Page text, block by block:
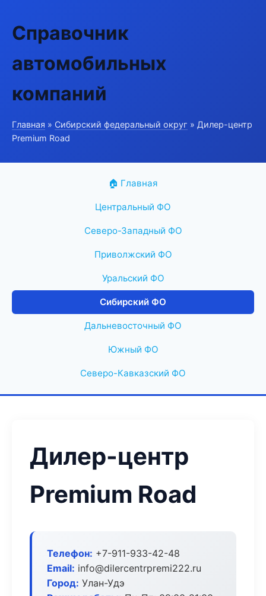
Справочник
автомобильных
компаний
Главная » Сибирский федеральный округ » Дилер-центр
Premium Road
🏠 Главная
Центральный ФО
Северо-Западный ФО
Приволжский ФО
Уральский ФО
Сибирский ФО
Дальневосточный ФО
Южный ФО
Северо-Кавказский ФО
Дилер-центр
Premium Road
Телефон: +7-911-933-42-48
Email: info@dilercentrpremi222.ru
Город: Улан-Удэ